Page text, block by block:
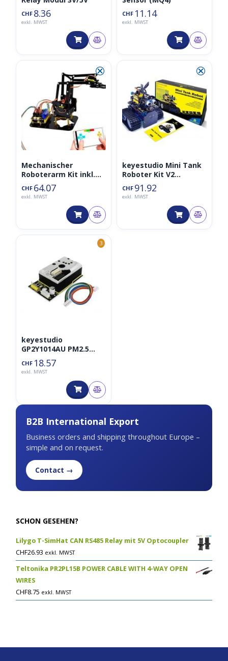
B2B International Export
Business orders and shipping throughout Europe –
simple and on request.
Contact →
SCHON GESEHEN?
Lilygo T-SimHat CAN RS485 Relay mit 5V Optocoupler
CHF26.93 exkl. MWST
Teltonika PR2PL15B POWER CABLE WITH 4-WAY OPEN
WIRES
CHF8.75 exkl. MWST
CHF 8.36
exkl. MWST
CHF 11.14
exkl. MWST
⮿
Mechanischer
Roboterarm Kit inkl.
Remote 4DOF (Arduino
IDE kompatibel)
CHF 64.07
exkl. MWST
⮿
keyestudio Mini Tank
Roboter Kit V2
(Arduino IDE
kompatibel)
CHF 91.92
exkl. MWST
3
keyestudio
GP2Y1014AU PM2.5
Dust/Feinstaubsensor
CHF 18.57
exkl. MWST